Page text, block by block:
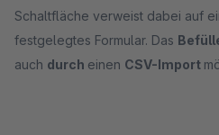
Schaltfläche verweist dabei auf
festgelegtes Formular. Das
auch durch einen CSV-Import